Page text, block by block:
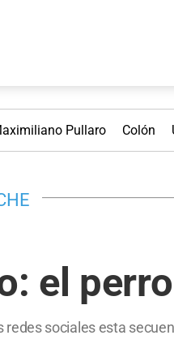
Pullaro Colón
el
redes sociales esta